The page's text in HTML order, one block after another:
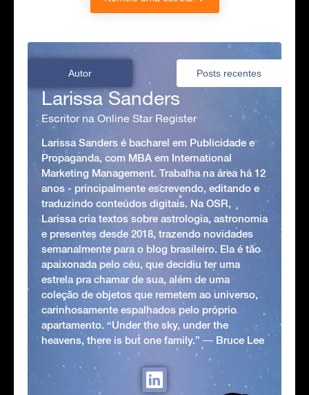
Autor Posts recentes
Larissa Sanders
Escritor na Online Star Register
Larissa Sanders é bacharel em Publicidade e
Propaganda, com MBA em International
Marketing Management. Trabalha na área há 12
anos - principalmente escrevendo, editando e
traduzindo conteúdos digitais. Na OSR,
Larissa cria textos sobre astrologia, astronomia
e presentes desde 2018, trazendo novidades
semanalmente para o blog brasileiro. Ela é tão
apaixonada pelo céu, que decidiu ter uma
estrela pra chamar de sua, além de uma
coleção de objetos que remetem ao universo,
carinhosamente espalhados pelo próprio
apartamento. “Under the sky, under the
heavens, there is but one family.” ― Bruce Lee